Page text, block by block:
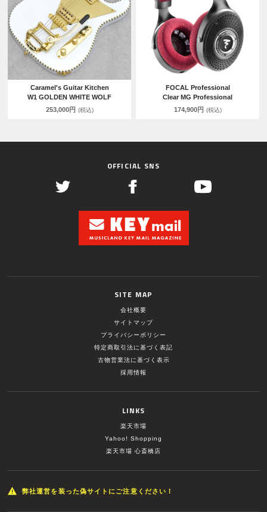
Caramel's Guitar Kitchen
W1 GOLDEN WHITE WOLF
253,000円 (税込)
FOCAL Professional
Clear MG Professional
174,900円 (税込)
OFFICIAL SNS
SITE MAP
会社概要
サイトマップ
プライバシーポリシー
特定商取引法に基づく表記
古物営業法に基づく表示
採用情報
LINKS
楽天市場
Yahoo! Shopping
楽天市場 心斎橋店
弊社運営を装った偽サイトにご注意ください！